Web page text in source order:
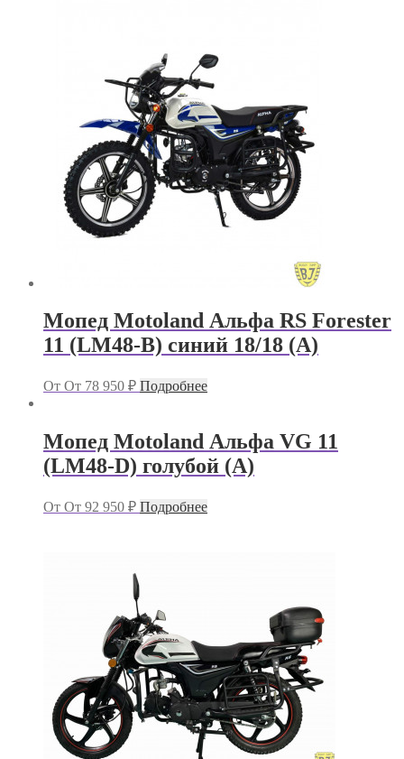
Мопед Motoland Альфа RS Forester
11 (LM48-B) синий 18/18 (A)
От От 78 950 ₽ Подробнее
Мопед Motoland Альфа VG 11
(LM48-D) голубой (A)
От От 92 950 ₽ Подробнее